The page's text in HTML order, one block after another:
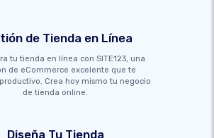
de Tienda en Línea
tu tienda en línea con SITE123, una
de eCommerce excelente que te
Crea hoy mismo tu negocio
de tienda online.
Diseña Tu Tienda